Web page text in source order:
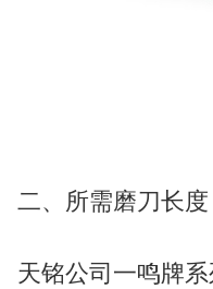
二、所需磨刀长度
天铭公司一鸣牌